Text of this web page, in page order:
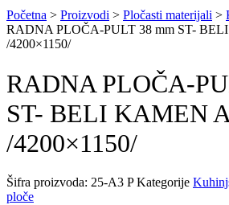
Početna > Proizvodi > Pločasti materijali >
RADNA PLOČA-PULT 38 mm ST-
/4200×1150/
RADNA PLOČA-
ST- BELI KAMEN
/4200×1150/
Šifra proizvoda: 25-A3 PKategorije
ploče